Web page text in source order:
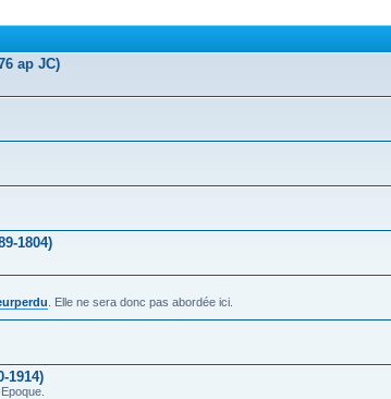
ap JC)
1804)
. Elle ne sera donc pas abordée ici.
1914)